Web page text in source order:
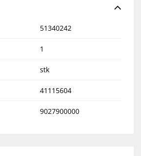
51340242
1
stk
41115604
9027900000